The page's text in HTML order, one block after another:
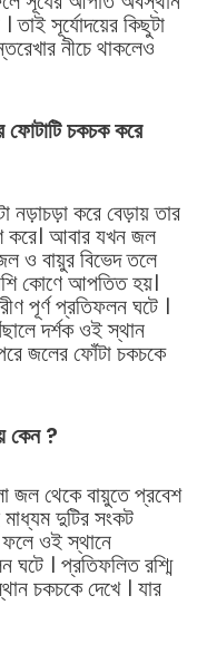
সূর্যোদয়ের কিছুটা
নীচে থাকলেও
চকচক করে
করে বেড়ায় তার
করে। আবার যখন জল
ও বায়ুর বিভেদ তলে
কোণে আপতিত হয়।
পূর্ণ প্রতিফলন ঘটে ।
দর্শক ওই স্থান
জলের ফোঁটা চকচকে
কেন ?
থেকে বায়ুতে প্রবেশ
দুটির সংকট
ওই স্থানে
। প্রতিফলিত রশ্মি
চকচকে দেখে । যার